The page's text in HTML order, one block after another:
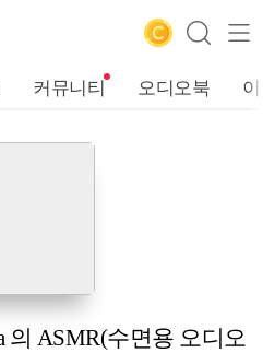
커뮤니티 오디오북
의 ASMR(수면용 오디오